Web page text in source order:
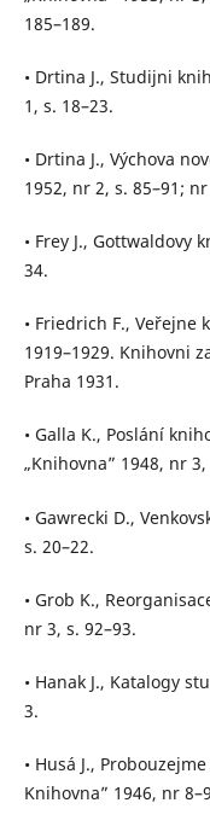
185–189.
• Drtina J., Studijni
1, s. 18–23.
• Drtina J., Výchova
1952, nr 2, s. 85–91;
• Frey J., Gottwaldovy
34.
• Friedrich F., Veřejne
1919–1929. Knihovni
Praha 1931.
• Galla K., Poslání
„Knihovna” 1948, nr 3,
• Gawrecki D.,
s. 20–22.
• Grob K.,
nr 3, s. 92–93.
• Hanak J., Katalogy
3.
• Husá J.,
Knihovna” 1946, nr